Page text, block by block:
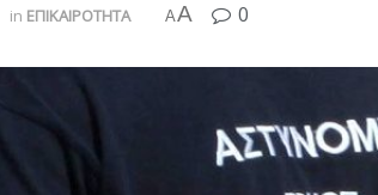
in ΕΠΙΚΑΙΡΟΤΗΤΑ AA 0